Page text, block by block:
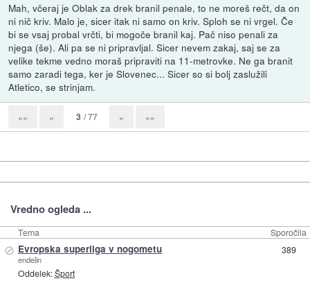
Mah, včeraj je Oblak za drek branil penale, to ne moreš rečt, da on
ni nič kriv. Malo je, sicer itak ni samo on kriv. Sploh se ni vrgel. Če
bi se vsaj probal vrčti, bi mogoče branil kaj. Pač niso penali za
njega (še). Ali pa se ni pripravljal. Sicer nevem zakaj, saj se za
velike tekme vedno moraš pripraviti na 11-metrovke. Ne ga branit
samo zaradi tega, ker je Slovenec... Sicer so si bolj zaslužili
Atletico, se strinjam.
«« « 3 / 77 » »»
Vredno ogleda ...
Tema Sporočila
⊘ Evropska superliga v nogometu
endelin
Oddelek:Šport
389